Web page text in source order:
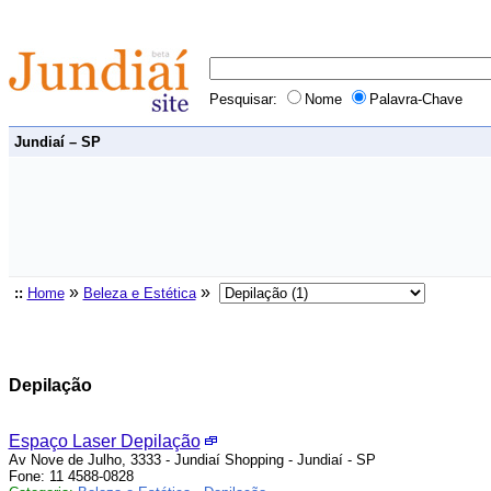
Pesquisar: Nome Palavra-Chave
Jundiaí – SP
:: Home » Beleza e Estética »
Depilação
Espaço Laser Depilação
Av Nove de Julho, 3333 - Jundiaí Shopping - Jundiaí - SP
Fone: 11 4588-0828